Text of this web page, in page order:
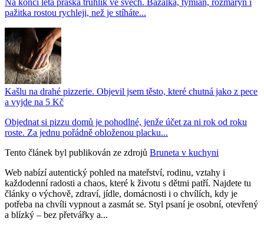
Na konci léta praská truhlík ve švech. Bazalka, tymián, rozmarýn i
pažitka rostou rychleji, než je stíháte...
Kašlu na drahé pizzerie. Objevil jsem těsto, které chutná jako z pece
a vyjde na 5 Kč
Objednat si pizzu domů je pohodlné, jenže účet za ni rok od roku
roste. Za jednu pořádně obloženou placku...
Tento článek byl publikován ze zdrojů Bruneta v kuchyni
Web nabízí autentický pohled na mateřství, rodinu, vztahy i
každodenní radosti a chaos, které k životu s dětmi patří. Najdete tu
články o výchově, zdraví, jídle, domácnosti i o chvílích, kdy je
potřeba na chvíli vypnout a zasmát se. Styl psaní je osobní, otevřený
a blízký – bez přetvářky a...